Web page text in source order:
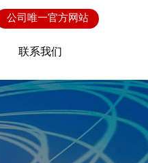
联系我们
公司唯一官方网站